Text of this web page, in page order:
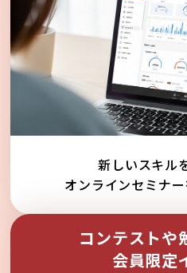
新しいスキル
オンラインセミナ
コンテストや
会員限定